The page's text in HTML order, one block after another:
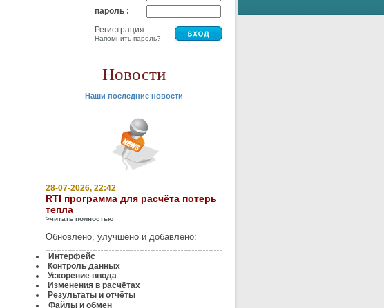
пароль :
Регистрация
Напомнить пароль?
Новости
Наши последние новости
28-07-2026, 22:42
RTI программа для расчёта потерь
тепла
>читать полностью
Обновлено, улучшено и добавлено:
Интерфейс
Контроль данных
Ускорение ввода
Изменения в расчётах
Результаты и отчёты
Файлы и обмен